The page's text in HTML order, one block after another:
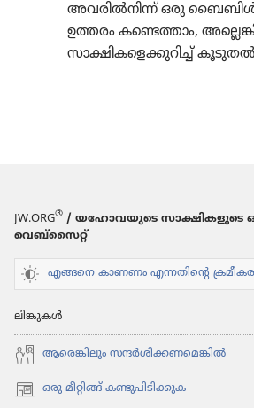
അവരിൽനിന്ന്‌ ഒരു
ഉത്തരം കണ്ടെത്താം,
സാക്ഷി​ക​ളെ​ക്കു​റിച്ച്‌ കൂടുതൽ
JW.ORG® / യഹോവയുടെ സാക്ഷികളുടെ
വെബ്സൈറ്റ്
എങ്ങനെ കാണണം എന്നതിന്റെ
ലിങ്കുകൾ
ആരെങ്കി​ലും സന്ദർശി​ക്ക​ണ​മെ​ങ്കിൽ
ഒരു മീറ്റിങ്ങ് കണ്ടുപിടിക്കുക
(പുതിയ